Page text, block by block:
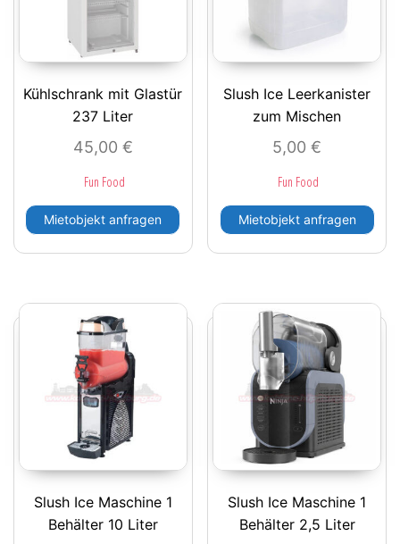
Kühlschrank mit Glastür
237 Liter
45,00 €
Fun Food
Mietobjekt anfragen
Slush Ice Leerkanister
zum Mischen
5,00€
Fun Food
Mietobjekt anfragen
Slush Ice Maschine 1
Behälter 10 Liter
Slush Ice Maschine 1
Behälter 2,5 Liter